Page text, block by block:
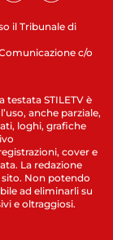
il Tribunale di
c/o
STILETV è
anche parziale,
loghi, grafiche
cover e
La redazione
Non potendo
ad eliminarli su
e oltraggiosi.